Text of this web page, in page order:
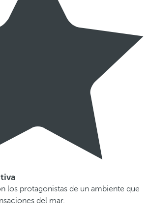
los protagonistas de un ambiente que
del mar.